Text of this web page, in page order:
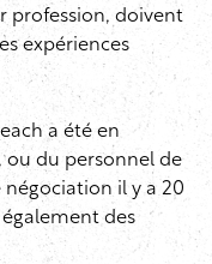
profession, doivent
expériences
a été en
ou du personnel de
négociation il y a 20
des